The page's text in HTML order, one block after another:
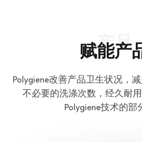
赋能产
Polygiene改善产品卫生状况，
不必要的洗涤次数，经久耐
Polygiene技术的部